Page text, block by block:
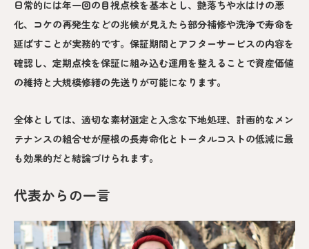
日常的には年一回の目視点検を基本とし、艶落ちや水はけの悪
化、コケの再発生などの兆候が見えたら部分補修や洗浄で寿命を
延ばすことが実務的です。保証期間とアフターサービスの内容を
確認し、定期点検を保証に組み込む運用を整えることで資産価値
の維持と大規模修繕の先送りが可能になります。
全体としては、適切な素材選定と入念な下地処理、計画的なメン
テナンスの組合せが屋根の長寿命化とトータルコストの低減に最
も効果的だと結論づけられます。
代表からの一言